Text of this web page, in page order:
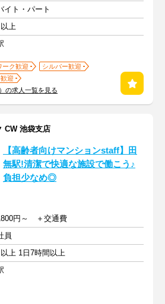
イト・パート
上
ーク歓迎
シルバー歓迎
迎
の求人一覧を見る
CW 池袋支店
【高齢者向けマンションstaff】田
無駅!清潔で快適な施設で働こう♪
負担少なめ◎
円～ ＋交通費
員
上 1日7時間以上